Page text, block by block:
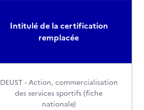
Intitulé de la certification
remplacée
DEUST - Action, commercialisation
des services sportifs (fiche
nationale)